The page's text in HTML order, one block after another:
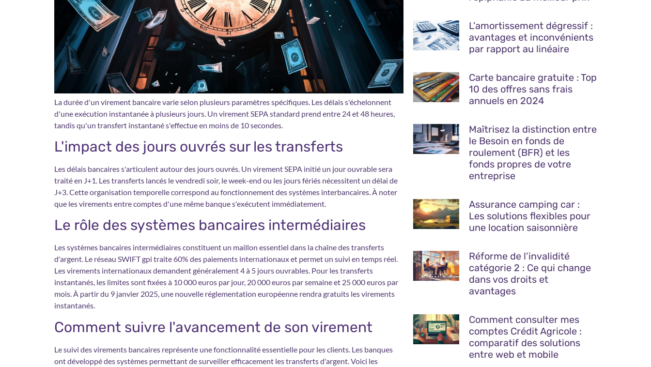
La durée d'un virement bancaire varie selon plusieurs paramètres spécifiques. Les délais s'échelonnent
d'une exécution instantanée à plusieurs jours. Un virement SEPA standard prend entre 24 et 48 heures,
tandis qu'un transfert instantané s'effectue en moins de 10 secondes.
L'impact des jours ouvrés sur les transferts
Les délais bancaires s'articulent autour des jours ouvrés. Un virement SEPA initié un jour ouvrable sera
traité en J+1. Les transferts lancés le vendredi soir, le week-end ou les jours fériés nécessitent un délai de
J+3. Cette organisation temporelle correspond au fonctionnement des systèmes interbancaires. À noter
que les virements entre comptes d'une même banque s'exécutent immédiatement.
Le rôle des systèmes bancaires intermédiaires
Les systèmes bancaires intermédiaires constituent un maillon essentiel dans la chaîne des transferts
d'argent. Le réseau SWIFT gpi traite 60% des paiements internationaux et permet un suivi en temps réel.
Les virements internationaux demandent généralement 4 à 5 jours ouvrables. Pour les transferts
instantanés, les limites sont fixées à 10 000 euros par jour, 20 000 euros par semaine et 25 000 euros par
mois. À partir du 9 janvier 2025, une nouvelle réglementation européenne rendra gratuits les virements
instantanés.
Comment suivre l'avancement de son virement
Le suivi des virements bancaires représente une fonctionnalité essentielle pour les clients. Les banques
ont développé des systèmes permettant de surveiller efficacement les transferts d'argent. Voici les
L’amortissement dégressif :
avantages et inconvénients
par rapport au linéaire
Carte bancaire gratuite : Top
10 des offres sans frais
annuels en 2024
Maîtrisez la distinction entre
le Besoin en fonds de
roulement (BFR) et les
fonds propres de votre
entreprise
Assurance camping car :
Les solutions flexibles pour
une location saisonnière
Réforme de l’invalidité
catégorie 2 : Ce qui change
dans vos droits et
avantages
Comment consulter mes
comptes Crédit Agricole :
comparatif des solutions
entre web et mobile